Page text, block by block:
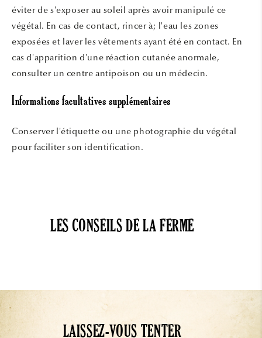
éviter de s'exposer au soleil après avoir manipulé ce
végétal. En cas de contact, rincer à; l'eau les zones
exposées et laver les vêtements ayant été en contact. En
cas d'apparition d'une réaction cutanée anormale,
consulter un centre antipoison ou un médecin.
Informations facultatives supplémentaires
Conserver l'étiquette ou une photographie du végétal
pour faciliter son identification.
LES CONSEILS DE LA FERME
LAISSEZ-VOUS TENTER